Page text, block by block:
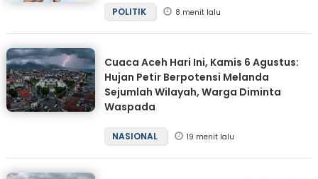
POLITIK 8 menit lalu
Cuaca Aceh Hari Ini, Kamis 6 Agustus:
Hujan Petir Berpotensi Melanda
Sejumlah Wilayah, Warga Diminta
Waspada
NASIONAL 19 menit lalu